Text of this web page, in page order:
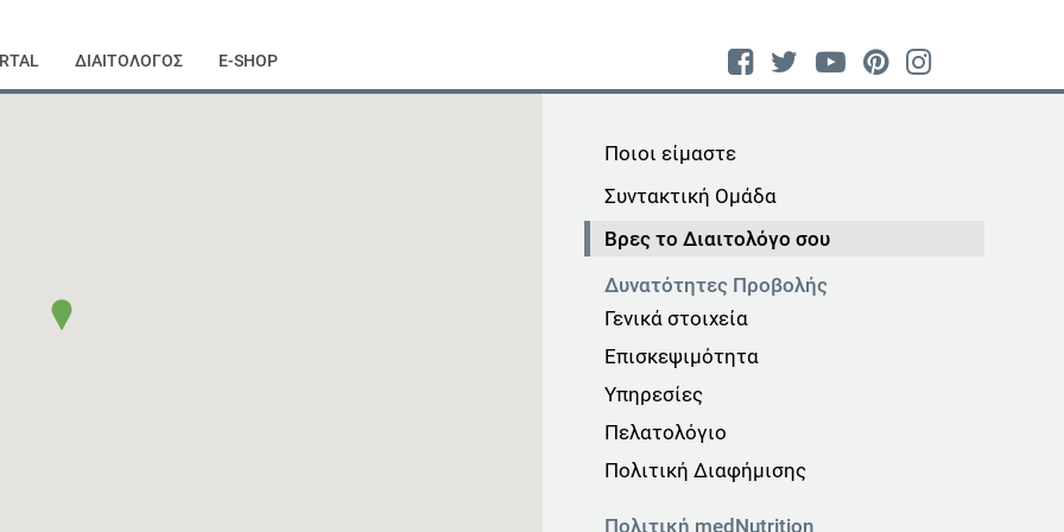
ΔΙΑΙΤΟΛΟΓΟΣ E-SHOP
Ποιοι είμαστε
Συντακτική Ομάδα
Βρες το Διαιτολόγο σου
Δυνατότητες Προβολής
Γενικά στοιχεία
Επισκεψιμότητα
Υπηρεσίες
Πελατολόγιο
Πολιτική Διαφήμισης
Πολιτική medNutrition